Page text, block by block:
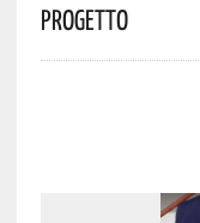
Progetto